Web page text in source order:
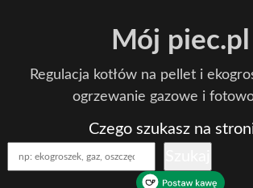
Mój piec.pl
Regulacja kotłów na pellet i
ogrzewanie gazowe i
Czego szukasz na